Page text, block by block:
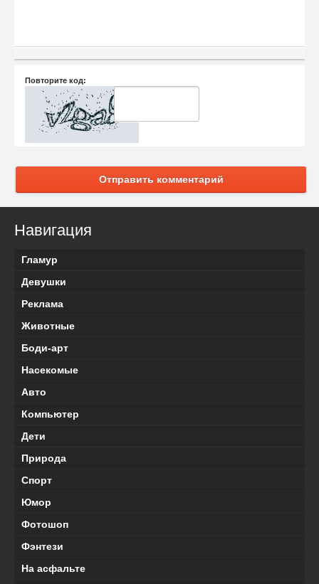
Повторите код:
Отправить комментарий
Навигация
Гламур
Девушки
Реклама
Животные
Боди-арт
Насекомые
Авто
Компьютер
Дети
Природа
Спорт
Юмор
Фотошоп
Фэнтези
На асфальте